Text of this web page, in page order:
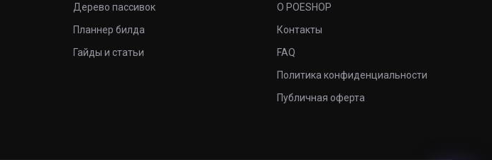
Дерево пассивок
Планнер билда
Гайды и статьи
О POESHOP
Контакты
FAQ
Политика конфиденциальности
Публичная оферта